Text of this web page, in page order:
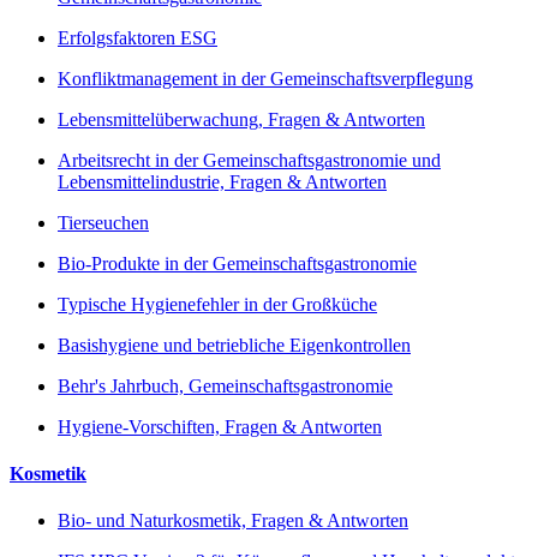
Erfolgsfaktoren ESG
Konfliktmanagement in der Gemeinschaftsverpflegung
Lebensmittelüberwachung, Fragen & Antworten
Arbeitsrecht in der Gemeinschaftsgastronomie und
Lebensmittelindustrie, Fragen & Antworten
Tierseuchen
Bio-Produkte in der Gemeinschaftsgastronomie
Typische Hygienefehler in der Großküche
Basishygiene und betriebliche Eigenkontrollen
Behr's Jahrbuch, Gemeinschaftsgastronomie
Hygiene-Vorschiften, Fragen & Antworten
Kosmetik
Bio- und Naturkosmetik, Fragen & Antworten